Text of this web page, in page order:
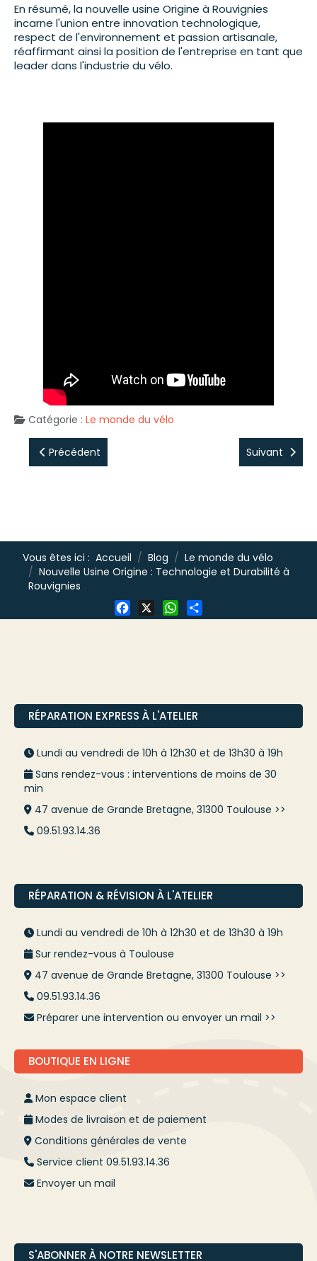
En résumé, la nouvelle usine Origine à Rouvignies
incarne l'union entre innovation technologique,
respect de l'environnement et passion artisanale,
réaffirmant ainsi la position de l'entreprise en tant que
leader dans l'industrie du vélo.
Catégorie : Le monde du vélo
Précédent Suivant
Vous êtes ici : Accueil Blog
Le monde du vélo
Nouvelle Usine Origine : Technologie et Durabilité à
Rouvignies
Facebook
X WhatsApp
Share
RÉPARATION EXPRESS À L'ATELIER
Lundi au vendredi de 10h à 12h30 et de 13h30 à 19h
Sans rendez-vous : interventions de moins de 30
min
47 avenue de Grande Bretagne, 31300 Toulouse >>
09.51.93.14.36
RÉPARATION & RÉVISION À L'ATELIER
Lundi au vendredi de 10h à 12h30 et de 13h30 à 19h
Sur rendez-vous à Toulouse
47 avenue de Grande Bretagne, 31300 Toulouse >>
09.51.93.14.36
Préparer une intervention ou envoyer un mail >>
BOUTIQUE EN LIGNE
Mon espace client
Modes de livraison et de paiement
Conditions générales de vente
Service client 09.51.93.14.36
Envoyer un mail
S'ABONNER À NOTRE NEWSLETTER